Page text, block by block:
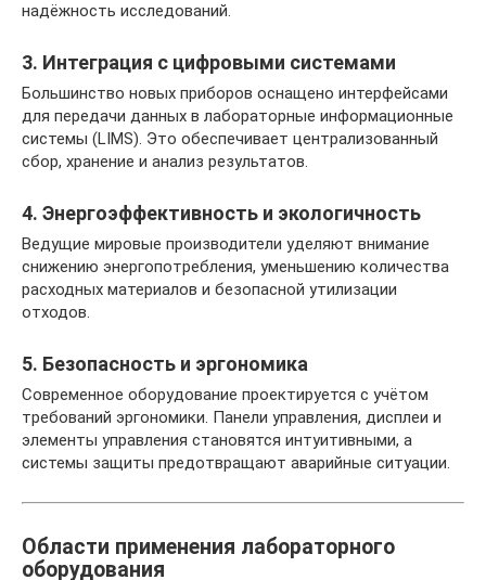
надёжность исследований.
3. Интеграция с цифровыми системами
Большинство новых приборов оснащено интерфейсами
для передачи данных в лабораторные информационные
системы (LIMS). Это обеспечивает централизованный
сбор, хранение и анализ результатов.
4. Энергоэффективность и экологичность
Ведущие мировые производители уделяют внимание
снижению энергопотребления, уменьшению количества
расходных материалов и безопасной утилизации
отходов.
5. Безопасность и эргономика
Современное оборудование проектируется с учётом
требований эргономики. Панели управления, дисплеи и
элементы управления становятся интуитивными, а
системы защиты предотвращают аварийные ситуации.
Области применения лабораторного
оборудования